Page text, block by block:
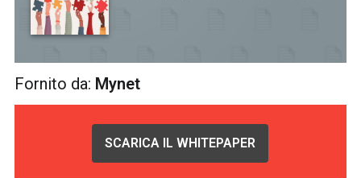
Fornito da: Mynet
SCARICA IL WHITEPAPER